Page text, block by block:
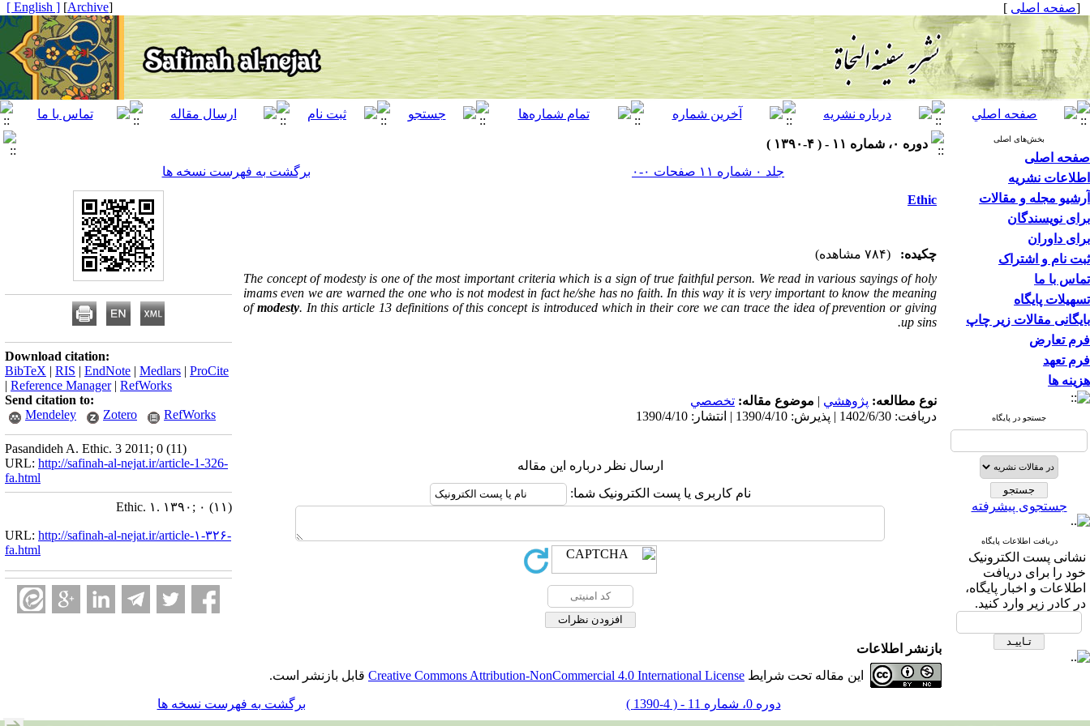
[صفحه اصلی ]
[
Archive
]
[ English ]
بخش‌های اصلی
صفحه اصلی
اطلاعات نشریه
آرشیو مجله و مقالات
برای نویسندگان
برای داوران
ثبت نام و اشتراک
تماس با ما
تسهیلات پایگاه
بایگانی مقالات زیر چاپ
فرم تعارض
فرم تعهد
هزینه ها
جستجو در پایگاه
جستجوی پیشرفته
دریافت اطلاعات پایگاه
نشانی پست الکترونیک
خود را برای دریافت
اطلاعات و اخبار پایگاه،
در کادر زیر وارد کنید.
دوره ۰، شماره ۱۱ - ( ۴-۱۳۹۰ )
جلد ۰ شماره ۱۱ صفحات ۰-۰
برگشت به فهرست نسخه ها
Ethic
چکیده:
(۷۸۴ مشاهده)
The concept of modesty is one of the most important criteria which is a sign of true faithful person. We read in various sayings of holy
imams even we are warned the one who is not modest in fact he/she has no faith. In this way it is very important to know the meaning
ofmodesty. In this article 13 definitions of this concept is introduced which in their core we can trace the idea of prevention or giving
up sins.
نوع مطالعه: پژوهشي | موضوع مقاله: تخصصي
دریافت: 1402/6/30 | پذیرش: 1390/4/10 | انتشار: 1390/4/10
ارسال نظر درباره این مقاله
نام کاربری یا پست الکترونیک شما:
Download citation:
BibTeX | RIS | EndNote | Medlars | ProCite
| Reference Manager| RefWorks
Send citation to:
Mendeley
Zotero RefWorks
Pasandideh A. Ethic. 3 2011; 0 (11)
URL: http://safinah-al-nejat.ir/article-1-326-
fa.html
Ethic. ۱. ۱۳۹۰; ۰ (۱۱)
URL: http://safinah-al-nejat.ir/article-۱-۳۲۶-
fa.html
بازنشر اطلاعات
این مقاله تحت شرایط Creative Commons Attribution-NonCommercial 4.0 International License قابل بازنشر است.
دوره 0، شماره 11 - ( 4-1390 ) برگشت به فهرست نسخه ها